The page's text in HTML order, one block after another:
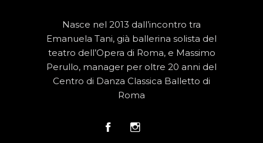
Nasce nel 2013 dall’incontro tra
Emanuela Tani, già ballerina solista del
teatro dell’Opera di Roma, e Massimo
Perullo, manager per oltre 20 anni del
Centro di Danza Classica Balletto di
Roma